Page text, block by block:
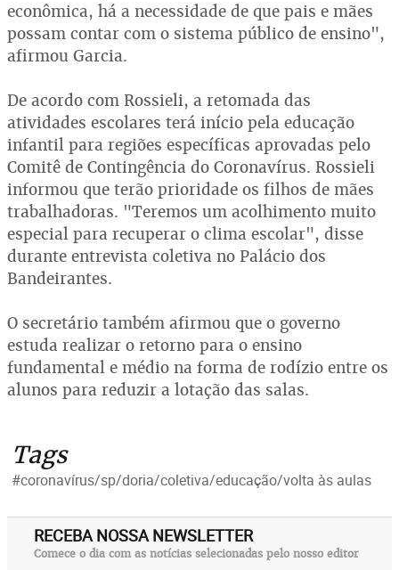
econômica, há a necessidade de que pais e mães
possam contar com o sistema público de ensino",
afirmou Garcia.
De acordo com Rossieli, a retomada das
atividades escolares terá início pela educação
infantil para regiões específicas aprovadas pelo
Comitê de Contingência do Coronavírus. Rossieli
informou que terão prioridade os filhos de mães
trabalhadoras. "Teremos um acolhimento muito
especial para recuperar o clima escolar", disse
durante entrevista coletiva no Palácio dos
Bandeirantes.
O secretário também afirmou que o governo
estuda realizar o retorno para o ensino
fundamental e médio na forma de rodízio entre os
alunos para reduzir a lotação das salas.
Tags
#coronavírus/sp/doria/coletiva/educação/volta às aulas
RECEBA NOSSA NEWSLETTER
Comece o dia com as notícias selecionadas pelo nosso editor